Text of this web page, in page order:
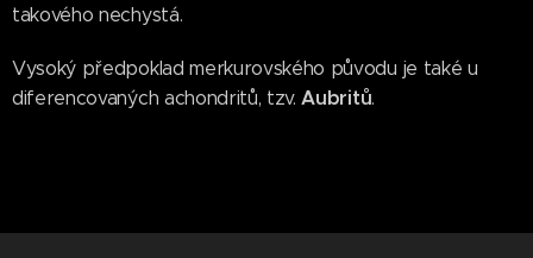
takového nechystá.
Vysoký předpoklad merkurovského původu je také u
diferencovaných achondritů, tzv.Aubritů.